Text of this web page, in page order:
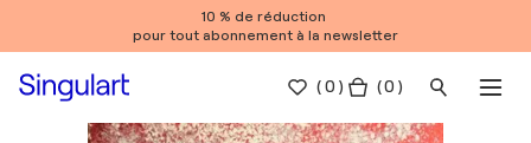
10 % de réduction
pour tout abonnement à la newsletter
(0 ) ( 0 )